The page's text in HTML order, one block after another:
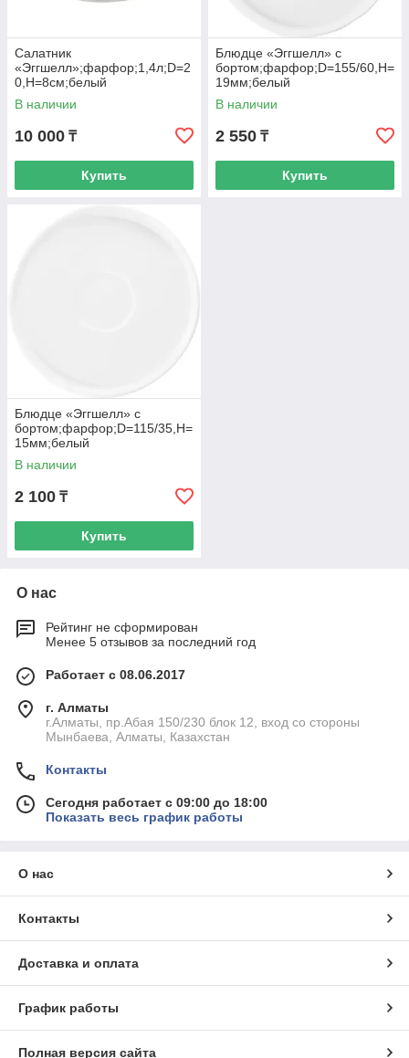
Салатник
«Эггшелл»;фарфор;1,4л;D=2
0,H=8см;белый
В наличии
10 000 ₸
Купить
Блюдце «Эггшелл» с
бортом;фарфор;D=155/60,H=
19мм;белый
В наличии
2 550 ₸
Купить
Блюдце «Эггшелл» с
бортом;фарфор;D=115/35,H=
15мм;белый
В наличии
2 100 ₸
Купить
О нас
Рейтинг не сформирован
Менее 5 отзывов за последний год
Работает с 08.06.2017
г. Алматы
г.Алматы, пр.Абая 150/230 блок 12, вход со стороны
Мынбаева, Алматы, Казахстан
Контакты
Сегодня работает с 09:00 до 18:00
Показать весь график работы
О нас
Контакты
Доставка и оплата
График работы
Полная версия сайта